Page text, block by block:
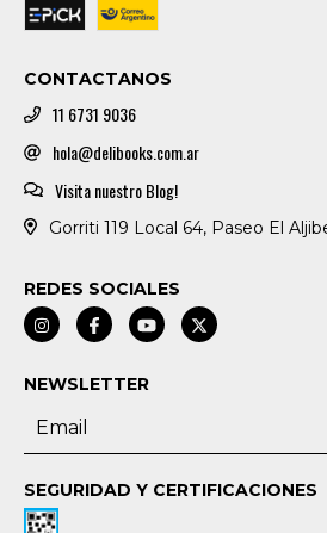
CONTACTANOS
11 6731 9036
hola@delibooks.com.ar
Visita nuestro Blog!
Gorriti 119 Local 64, Paseo El
REDES SOCIALES
NEWSLETTER
SEGURIDAD Y CERTIFICACIONES